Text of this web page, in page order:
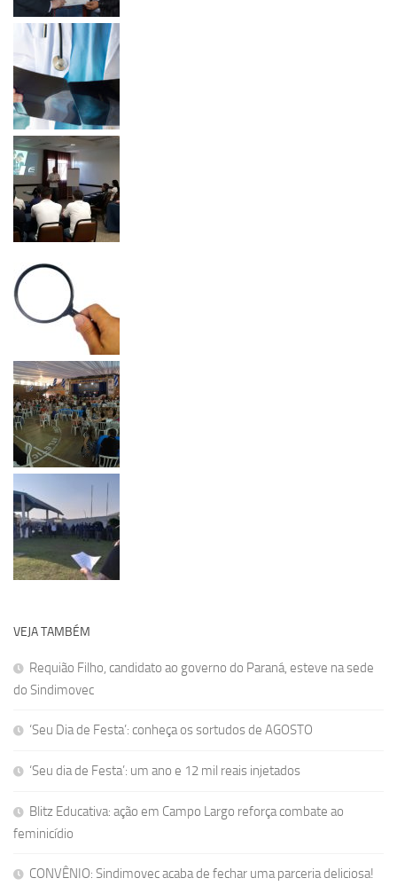
VEJA TAMBÉM
Requião Filho, candidato ao governo do Paraná, esteve na sede
do Sindimovec
‘Seu Dia de Festa’: conheça os sortudos de AGOSTO
‘Seu dia de Festa’: um ano e 12 mil reais injetados
Blitz Educativa: ação em Campo Largo reforça combate ao
feminicídio
CONVÊNIO: Sindimovec acaba de fechar uma parceria deliciosa!